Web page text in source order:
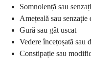
Somnolență sau
Amețeală sau senzație
Gură sau gât uscat
Vedere încețoșată sau
Constipație sau